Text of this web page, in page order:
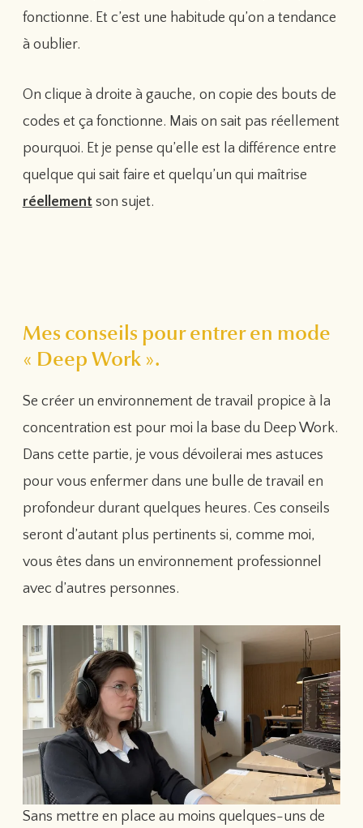
fonctionne. Et c’est une habitude qu’on a tendance
à oublier.
On clique à droite à gauche, on copie des bouts de
codes et ça fonctionne. Mais on sait pas réellement
pourquoi. Et je pense qu’elle est la différence entre
quelque qui sait faire et quelqu’un qui maîtrise
réellementson sujet.
Mes conseils pour entrer en mode
« Deep Work ».
Se créer un environnement de travail propice à la
concentration est pour moi la base du Deep Work.
Dans cette partie, je vous dévoilerai mes astuces
pour vous enfermer dans une bulle de travail en
profondeur durant quelques heures. Ces conseils
seront d’autant plus pertinents si, comme moi,
vous êtes dans un environnement professionnel
avec d’autres personnes.
Sans mettre en place au moins quelques-uns de